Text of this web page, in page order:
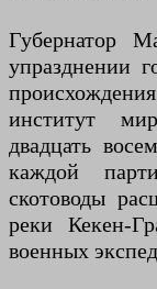
Губернатор
упразднении
институт
двадцать
каждой
скотоводы
реки Кекен-
военных